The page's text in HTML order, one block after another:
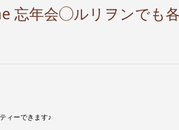
忘年会◯ルリヲンでも
ィーできます♪